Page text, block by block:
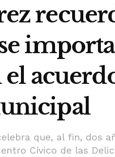
el
que, al fin, dos
Cívico de las